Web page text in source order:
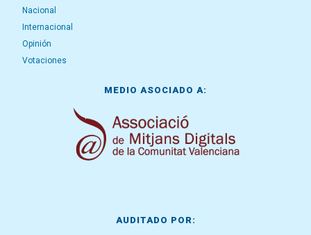
Nacional
Internacional
Opinión
Votaciones
MEDIO ASOCIADO A:
AUDITADO POR: